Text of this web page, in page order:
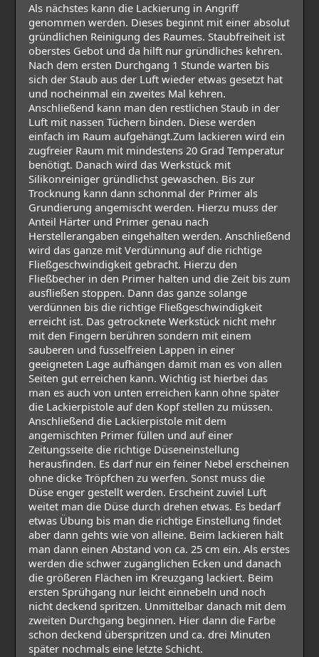
Als nächstes kann die Lackierung in Angriff
genommen werden. Dieses beginnt mit einer absolut
gründlichen Reinigung des Raumes. Staubfreiheit ist
oberstes Gebot und da hilft nur gründliches kehren.
Nach dem ersten Durchgang 1 Stunde warten bis
sich der Staub aus der Luft wieder etwas gesetzt hat
und nocheinmal ein zweites Mal kehren.
Anschließend kann man den restlichen Staub in der
Luft mit nassen Tüchern binden. Diese werden
einfach im Raum aufgehängt.Zum lackieren wird ein
zugfreier Raum mit mindestens 20 Grad Temperatur
benötigt. Danach wird das Werkstück mit
Silikonreiniger gründlichst gewaschen. Bis zur
Trocknung kann dann schonmal der Primer als
Grundierung angemischt werden. Hierzu muss der
Anteil Härter und Primer genau nach
Herstellerangaben eingehalten werden. Anschließend
wird das ganze mit Verdünnung auf die richtige
Fließgeschwindigkeit gebracht. Hierzu den
Fließbecher in den Primer halten und die Zeit bis zum
ausfließen stoppen. Dann das ganze solange
verdünnen bis die richtige Fließgeschwindigkeit
erreicht ist. Das getrocknete Werkstück nicht mehr
mit den Fingern berühren sondern mit einem
sauberen und fusselfreien Lappen in einer
geeigneten Lage aufhängen damit man es von allen
Seiten gut erreichen kann. Wichtig ist hierbei das
man es auch von unten erreichen kann ohne später
die Lackierpistole auf den Kopf stellen zu müssen.
Anschließend die Lackierpistole mit dem
angemischten Primer füllen und auf einer
Zeitungsseite die richtige Düseneinstellung
herausfinden. Es darf nur ein feiner Nebel erscheinen
ohne dicke Tröpfchen zu werfen. Sonst muss die
Düse enger gestellt werden. Erscheint zuviel Luft
weitet man die Düse durch drehen etwas. Es bedarf
etwas Übung bis man die richtige Einstellung findet
aber dann gehts wie von alleine. Beim lackieren hält
man dann einen Abstand von ca. 25 cm ein. Als erstes
werden die schwer zugänglichen Ecken und danach
die größeren Flächen im Kreuzgang lackiert. Beim
ersten Sprühgang nur leicht einnebeln und noch
nicht deckend spritzen. Unmittelbar danach mit dem
zweiten Durchgang beginnen. Hier dann die Farbe
schon deckend überspritzen und ca. drei Minuten
später nochmals eine letzte Schicht.